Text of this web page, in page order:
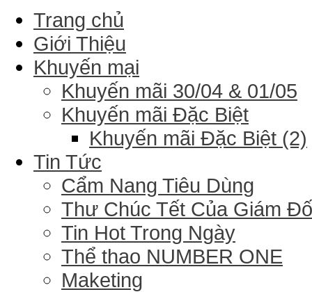
Trang chủ
Giới Thiệu
Khuyến mại
Khuyến mãi 30/04 & 01/05
Khuyến mãi Đặc Biệt
Khuyến mãi Đặc Biệt (2)
Tin Tức
Cẩm Nang Tiêu Dùng
Thư Chúc Tết Của Giám
Tin Hot Trong Ngày
Thể thao NUMBER ONE
Maketing